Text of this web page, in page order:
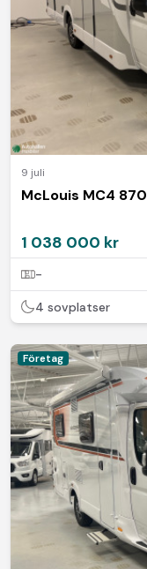
9 juli
McLouis MC4 870
1 038 000 kr
-
4 sovplatser
Företag